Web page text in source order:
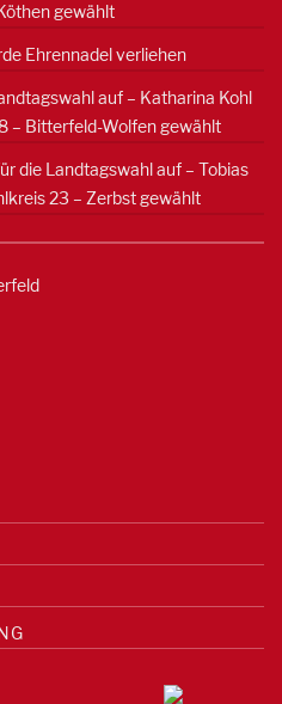
gewählt
Ehrennadel verliehen
auf – Katharina Kohl
– Bitterfeld-Wolfen gewählt
die Landtagswahl auf – Tobias
23 – Zerbst gewählt